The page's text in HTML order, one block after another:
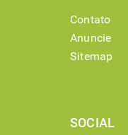
Contato
Anuncie
Sitemap
SOCIAL